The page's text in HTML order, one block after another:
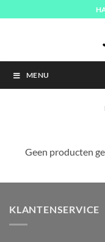
naar
MENU
Geen producten
KLANTENSERVICE